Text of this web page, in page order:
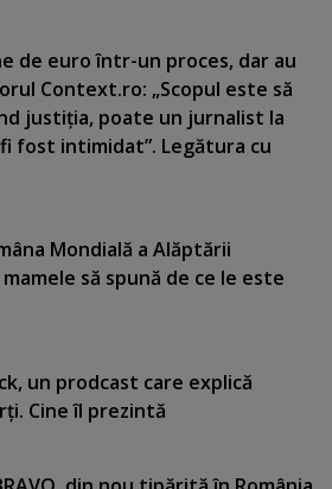
de euro într-un proces, dar au
Context.ro: „Scopul este să
justiţia, poate un jurnalist la
fost intimidat”. Legătura cu
Mondială a Alăptării
să spună de ce le este
un prodcast care explică
Cine îl prezintă